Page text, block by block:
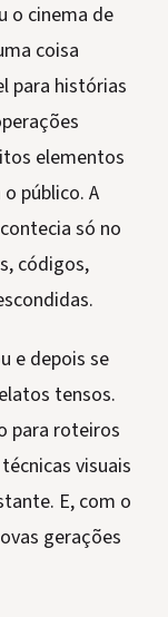
o cinema de
coisa
para histórias
elementos
público. A
só no
códigos,
e depois se
tensos.
para roteiros
visuais
E, com o
gerações